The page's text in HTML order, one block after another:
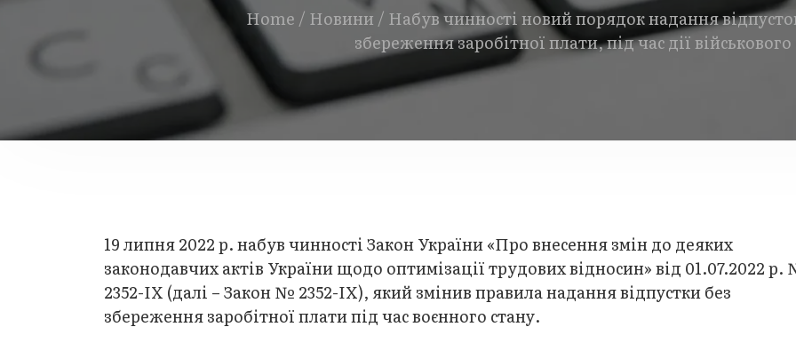
Home / Новини / Набув чинності новий порядок надання
збереження заробітної плати, під час дії військового
19 липня 2022 р. набув чинності Закон України «Про внесення змін до деяких
законодавчих актів України щодо оптимізації трудових відносин» від 01.07.2022
2352-IX (далі – Закон № 2352-IX), який змінив правила надання відпустки без
збереження заробітної плати під час воєнного стану.